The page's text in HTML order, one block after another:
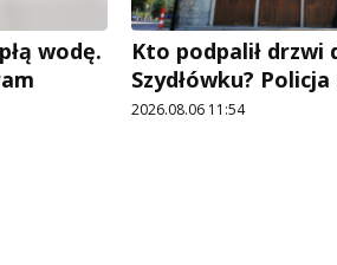
wodę.
Kto podpalił drzwi
Szydłówku?
2026.08.06 11:54